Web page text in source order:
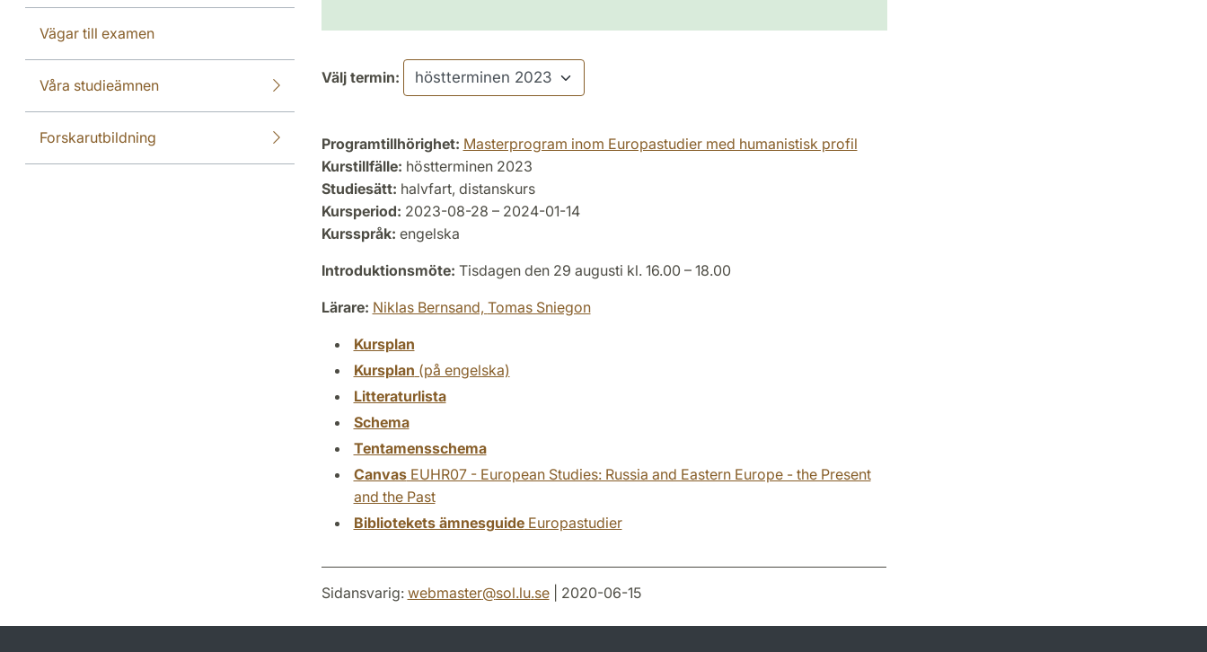
Vägar till examen
Våra studieämnen
Forskarutbildning
Välj termin:
Programtillhörighet: Masterprogram inom Europastudier med humanistisk profil
Kurstillfälle: höstterminen 2023
Studiesätt: halvfart, distanskurs
Kursperiod: 2023-08-28 – 2024-01-14
Kursspråk: engelska
Introduktionsmöte: Tisdagen den 29 augusti kl. 16.00 – 18.00
Lärare: Niklas Bernsand, Tomas Sniegon
Kursplan
Kursplan (på engelska)
Litteraturlista
Schema
Tentamensschema
CanvasEUHR07 - European Studies: Russia and Eastern Europe - the Present
and the Past
Bibliotekets ämnesguideEuropastudier
Sidansvarig: webmaster@sol.lu.se| 2020-06-15